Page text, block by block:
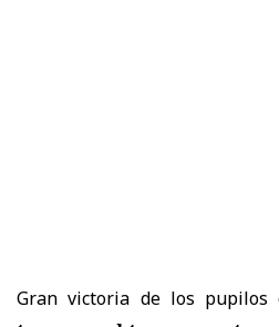
Gran victoria de los pupilos